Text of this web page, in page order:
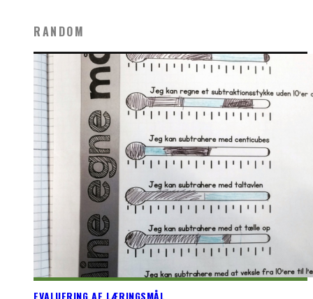
RANDOM
EVALUERING AF LÆRINGSMÅL